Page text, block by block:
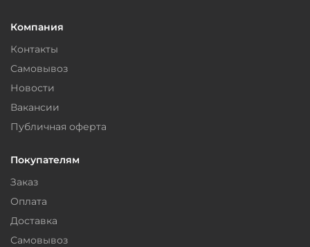
Компания
Контакты
Самовывоз
Новости
Вакансии
Публичная оферта
Покупателям
Заказ
Оплата
Доставка
Самовывоз